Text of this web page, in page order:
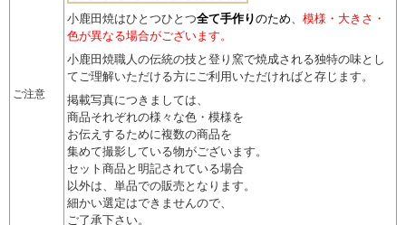
ご注意
小鹿田焼はひとつひとつ全て手作りのため
模様・大きさ・
色が異なる場合がございます。
小鹿田焼職人の伝統の技と登り窯で焼成される独特の味とし
てご理解いただける方にご利用いただければと存じます。
掲載写真につきましては、
商品それぞれの様々な色・模様を
お伝えするために複数の商品を
集めて撮影している物がございます。
セット商品と明記されている場合
以外は、単品での販売となります。
細かい選定はできませんので
ご了承下さい。